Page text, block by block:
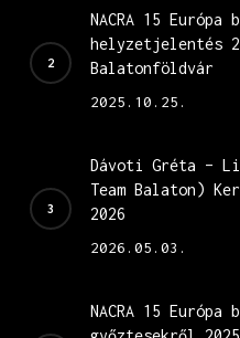
NACRA 15
helyzetjelentés
Balatonföldvár
2025.10.25.
Dávoti Gréta –
Team Balaton)
2026
2026.05.03.
NACRA 15